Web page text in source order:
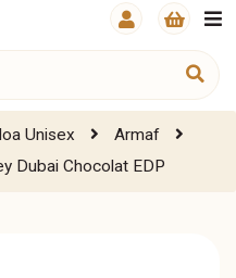
Unisex
Armaf
Dubai Chocolat EDP